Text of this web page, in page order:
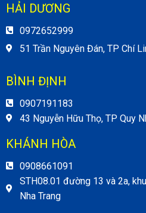
HẢI DƯƠNG
0972652999
51 Trần Nguyên Đán, TP Chí
BÌNH ĐỊNH
0907191183
43 Nguyễn Hữu Thọ, TP Quy
KHÁNH HÒA
0908661091
STH08.01 đường 13 và 2a,
Nha Trang